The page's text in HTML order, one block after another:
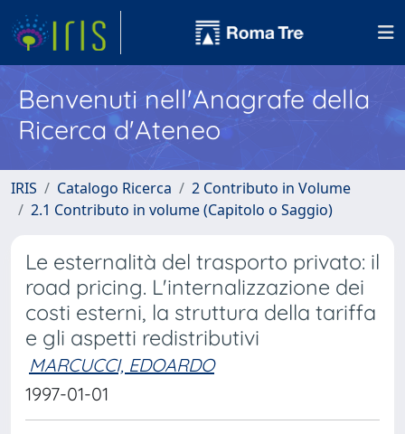
Benvenuti nell'Anagrafe della
Ricerca d'Ateneo
IRIS Catalogo Ricerca
2 Contributo in Volume
2.1 Contributo in volume (Capitolo o Saggio)
Le esternalità del trasporto privato: il
road pricing. L'internalizzazione dei
costi esterni, la struttura della tariffa
e gli aspetti redistributivi
MARCUCCI, EDOARDO
1997-01-01